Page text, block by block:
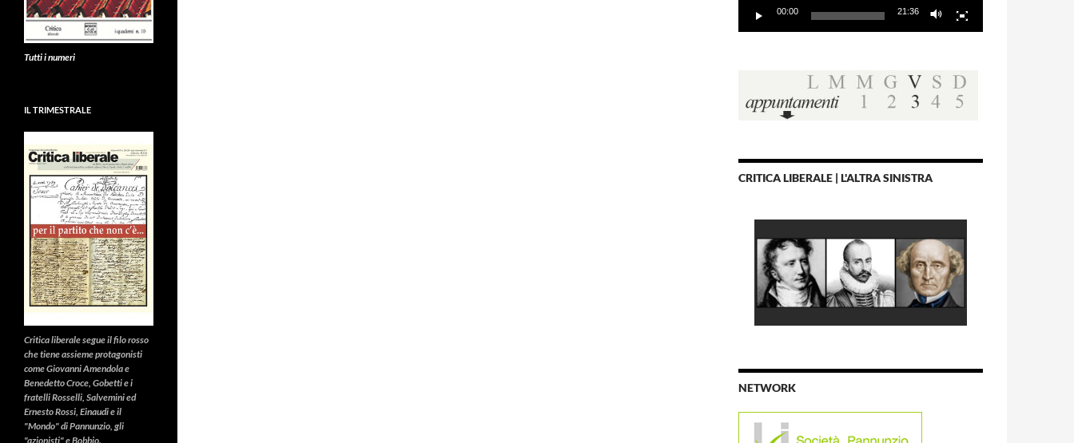
00:00 21:36
CRITICA LIBERALE | L'ALTRA SINISTRA
NETWORK
Tutti i numeri
IL TRIMESTRALE
Critica liberalesegue il filo rosso
che tiene assieme protagonisti
come Giovanni Amendola e
Benedetto Croce, Gobetti e i
fratelli Rosselli, Salvemini ed
Ernesto Rossi, Einaudi e il
"Mondo" di Pannunzio, gli
"azionisti" e Bobbio.